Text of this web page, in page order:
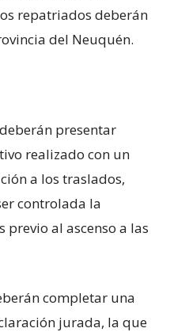
repatriados deberán
del Neuquén.
presentar
realizado con un
a los traslados,
controlada la
al ascenso a las
completar una
jurada, la que